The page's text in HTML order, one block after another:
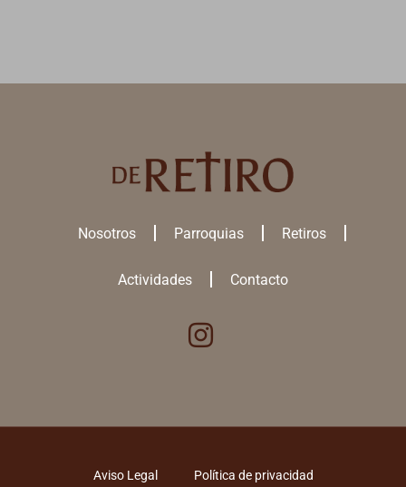
Nosotros Parroquias Retiros
Actividades Contacto
Aviso Legal Política de privacidad
RECHAZAR